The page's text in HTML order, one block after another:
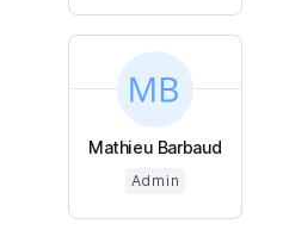
Mathieu Barbaud
Admin